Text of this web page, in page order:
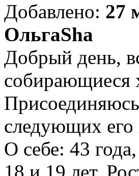
Добавлено: 27
ОльгаSha
Добрый день,
собирающиеся
следующих
О себе: 43